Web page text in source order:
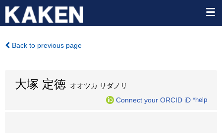
Back to previous page
大塚 定徳 オオツカ サダノリ
Connect your ORCID iD *help